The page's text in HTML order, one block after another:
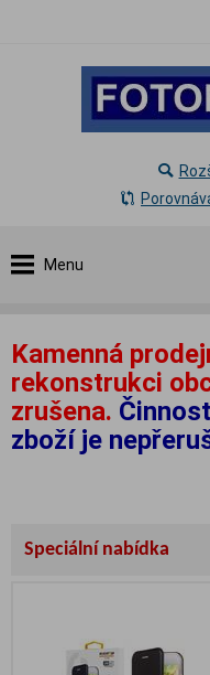
Menu
Kamenná
rekonstrukci
zrušena.
zboží je
Speciální nabídka